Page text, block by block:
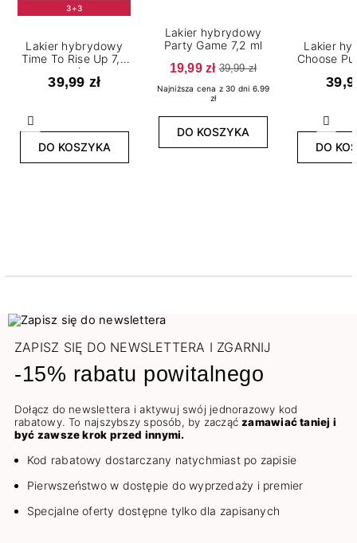
Poprzedni
3+3
Lakier hybrydowy
Time To Rise Up 7,2
ml
39,99 zł
DO KOSZYKA
Lakier hybrydowy
Party Game 7,2 ml
19,99 zł 39,99 zł
Najniższa cena z 30 dni 6.99
zł
DO KOSZYKA
Lakier
Choose
DO
ZAPISZ SIĘ DO NEWSLETTERA I ZGARNIJ
-15% rabatu powitalnego
Dołącz do newslettera i aktywuj swój jednorazowy kod
rabatowy. To najszybszy sposób, by zacząćzamawiać taniej i
być zawsze krok przed innymi.
Kod rabatowy dostarczany natychmiast po zapisie
Pierwszeństwo w dostępie do wyprzedaży i premier
Specjalne oferty dostępne tylko dla zapisanych